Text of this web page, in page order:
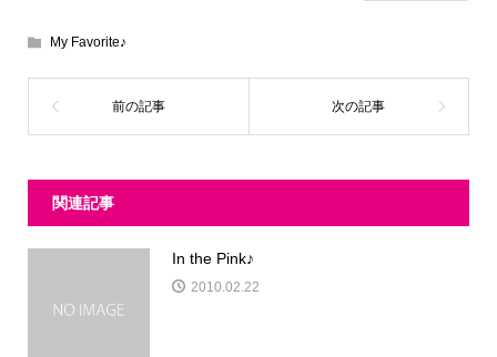
My Favorite♪
関連記事
In the Pink♪
2010.02.22